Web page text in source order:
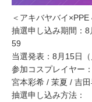
＜アキバヤバイ
抽選申し込み期間：
59
当選発表：8月15日
参加コスプレイヤー
宮本彩希 / 茉夏 / 吉
抽選申し込み方法：